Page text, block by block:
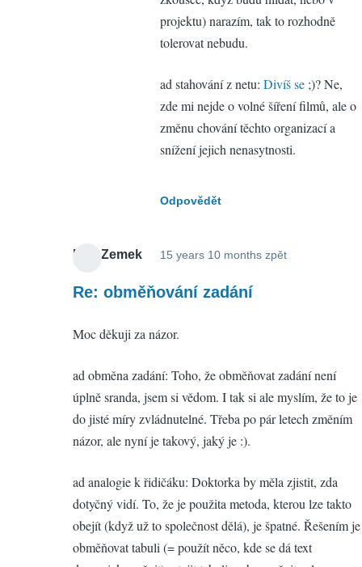
(neověřeno)
projektu) narazím, tak to rozhodně
tolerovat nebudu.
ad stahování z netu: Divíš se ;)? Ne,
zde mi nejde o volné šíření filmů, ale o
změnu chování těchto organizací a
snížení jejich nenasytnosti.
Odpovědět
Petr Zemek 15 years 10 months zpět
by
Ondra
(neověřeno)
Re: obměňování zadání
Moc děkuji za názor.
ad obměna zadání: Toho, že obměňovat zadání není
úplně sranda, jsem si vědom. I tak si ale myslím, že to je
do jisté míry zvládnutelné. Třeba po pár letech změním
názor, ale nyní je takový, jaký je :).
ad analogie k řidičáku: Doktorka by měla zjistit, zda
dotyčný vidí. To, že je použita metoda, kterou lze takto
obejít (když už to společnost dělá), je špatné. Řešením je
obměňovat tabuli (= použít něco, kde se dá text